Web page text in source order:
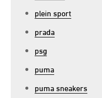
plein sport
prada
psg
puma
puma sneakers